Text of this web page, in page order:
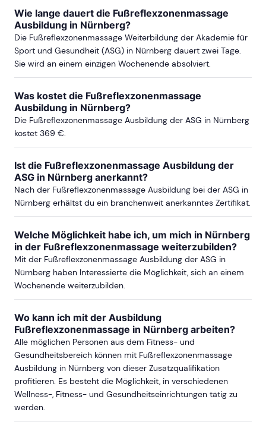
Wie lange dauert die Fußreflexzonenmassage
Ausbildung in Nürnberg?
Die Fußreflexzonenmassage Weiterbildung der Akademie für
Sport und Gesundheit (ASG) in Nürnberg dauert zwei Tage.
Sie wird an einem einzigen Wochenende absolviert.
Was kostet die Fußreflexzonenmassage
Ausbildung in Nürnberg?
Die Fußreflexzonenmassage Ausbildung der ASG in Nürnberg
kostet 369 €.
Ist die Fußreflexzonenmassage Ausbildung der
ASG in Nürnberg anerkannt?
Nach der Fußreflexzonenmassage Ausbildung bei der ASG in
Nürnberg erhältst du ein branchenweit anerkanntes Zertifikat.
Welche Möglichkeit habe ich, um mich in Nürnberg
in der Fußreflexzonenmassage weiterzubilden?
Mit der Fußreflexzonenmassage Ausbildung der ASG in
Nürnberg haben Interessierte die Möglichkeit, sich an einem
Wochenende weiterzubilden.
Wo kann ich mit der Ausbildung
Fußreflexzonenmassage in Nürnberg arbeiten?
Alle möglichen Personen aus dem Fitness- und
Gesundheitsbereich können mit Fußreflexzonenmassage
Ausbildung in Nürnberg von dieser Zusatzqualifikation
profitieren. Es besteht die Möglichkeit, in verschiedenen
Wellness-, Fitness- und Gesundheitseinrichtungen tätig zu
werden.